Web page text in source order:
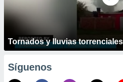
Tornados y lluvias
Síguenos